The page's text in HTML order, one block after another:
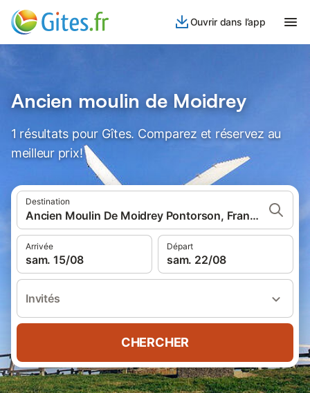
Ouvrir dans l’app
Ancien moulin de Moidrey
1 résultats pour Gîtes. Comparez et réservez au
meilleur prix!
Destination
Ancien Moulin De Moidrey Pontorson, France
Arrivée
sam. 15/08
Départ
sam. 22/08
Invités
CHERCHER